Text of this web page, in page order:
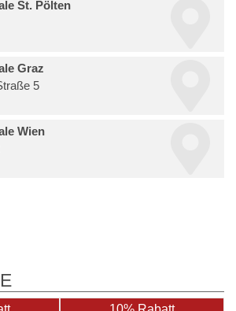
St. Pölten
Graz
5
Wien